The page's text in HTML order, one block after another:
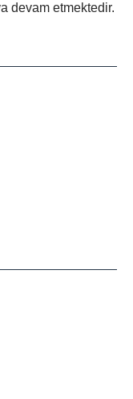
devam etmektedir.